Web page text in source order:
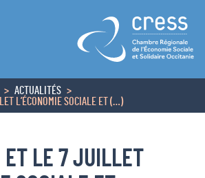
ACTUALITÉS
L’ÉCONOMIE SOCIALE ET (…)
ET LE 7 JUILLET